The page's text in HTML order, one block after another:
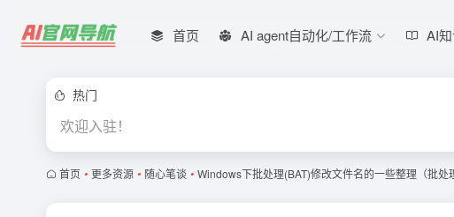
首页 AI agent自动化/工作流 AI
热门
欢迎入驻！
首页 • 更多资源 • 随心笔谈 • Windows下批处理(BAT)修改文件名的一些整理（批处